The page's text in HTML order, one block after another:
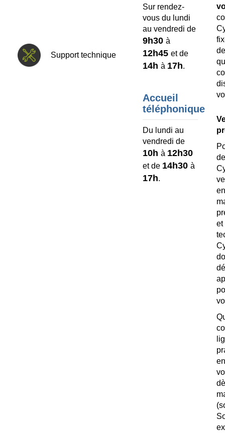
Support technique
Sur rendez-
vous du lundi
au vendredi de
9h30 à
12h45 et de
14h à 17h.
Accueil
téléphonique
Du lundi au
vendredi de
10h à 12h30
et de 14h30 à
17h.